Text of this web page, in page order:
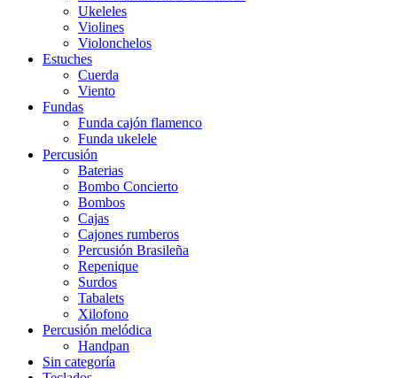
Ukeleles
Violines
Violonchelos
Estuches
Cuerda
Viento
Fundas
Funda cajón flamenco
Funda ukelele
Percusión
Baterias
Bombo Concierto
Bombos
Cajas
Cajones rumberos
Percusión Brasileña
Repenique
Surdos
Tabalets
Xilofono
Percusión melódica
Handpan
Sin categoría